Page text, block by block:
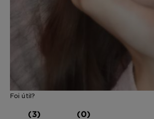
Foi útil?
(3) (0)